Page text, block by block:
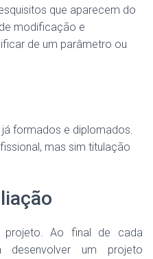
que aparecem do
modificação e
de um parâmetro ou
formados e diplomados.
mas sim titulação
Ao final de cada
desenvolver um projeto